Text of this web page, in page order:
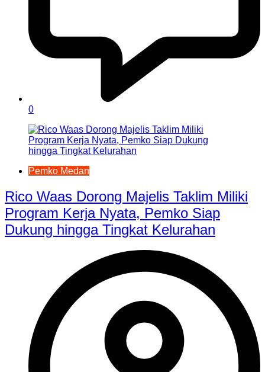
0
Pemko Medan
Rico Waas Dorong Majelis Taklim Miliki
Program Kerja Nyata, Pemko Siap
Dukung hingga Tingkat Kelurahan